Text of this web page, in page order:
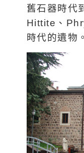
舊石器時代
Hittite 、
時代的遺物